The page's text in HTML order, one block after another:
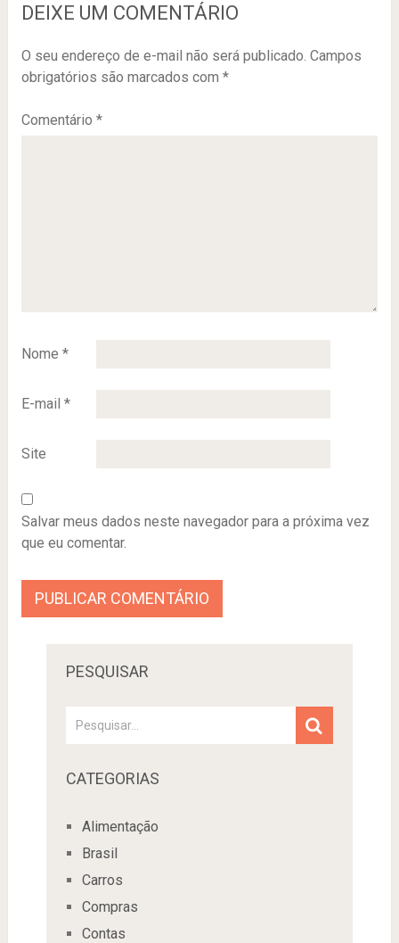
DEIXE UM COMENTÁRIO
O seu endereço de e-mail não será publicado. Campos
obrigatórios são marcados com *
Comentário *
Nome *
E-mail *
Site
Salvar meus dados neste navegador para a próxima vez
que eu comentar.
PESQUISAR
CATEGORIAS
Alimentação
Brasil
Carros
Compras
Contas